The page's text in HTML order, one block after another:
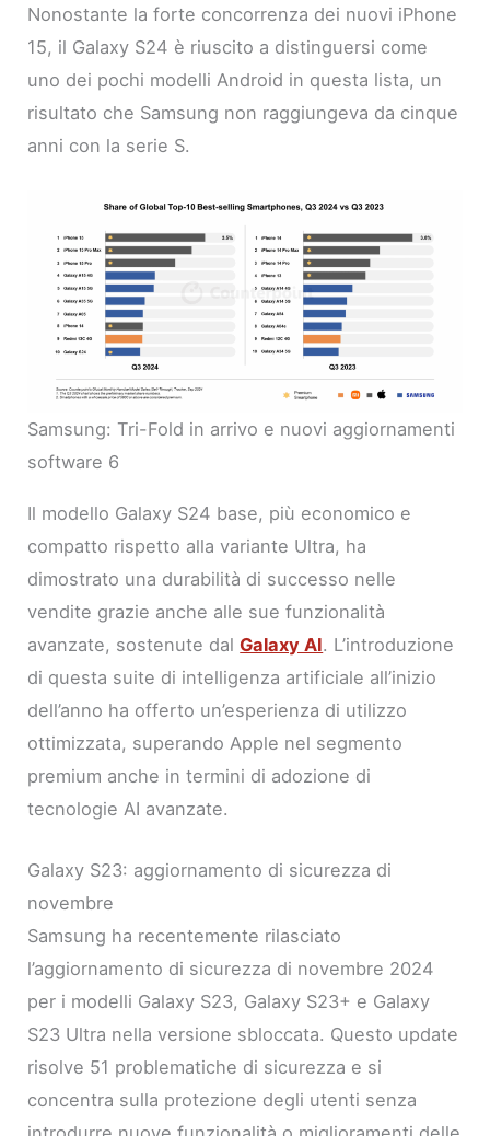
Nonostante la forte concorrenza dei nuovi iPhone
15, il Galaxy S24 è riuscito a distinguersi come
uno dei pochi modelli Android in questa lista, un
risultato che Samsung non raggiungeva da cinque
anni con la serie S.
Samsung: Tri-Fold in arrivo e nuovi aggiornamenti
software 6
Il modello Galaxy S24 base, più economico e
compatto rispetto alla variante Ultra, ha
dimostrato una durabilità di successo nelle
vendite grazie anche alle sue funzionalità
avanzate, sostenute dalGalaxy AI. L’introduzione
di questa suite di intelligenza artificiale all’inizio
dell’anno ha offerto un’esperienza di utilizzo
ottimizzata, superando Apple nel segmento
premium anche in termini di adozione di
tecnologie AI avanzate.
Galaxy S23: aggiornamento di sicurezza di
novembre
Samsung ha recentemente rilasciato
l’aggiornamento di sicurezza di novembre 2024
per i modelli Galaxy S23, Galaxy S23+ e Galaxy
S23 Ultra nella versione sbloccata. Questo update
risolve 51 problematiche di sicurezza e si
concentra sulla protezione degli utenti senza